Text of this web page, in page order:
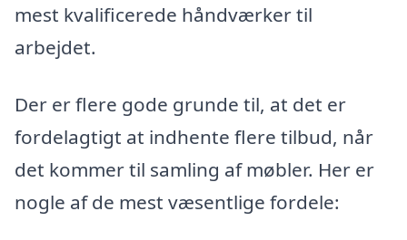
mest kvalificerede håndværker til
arbejdet.
Der er flere gode grunde til, at det er
fordelagtigt at indhente flere tilbud, når
det kommer til samling af møbler. Her er
nogle af de mest væsentlige fordele: